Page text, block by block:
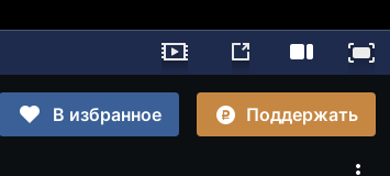
В избранное
Поддержать